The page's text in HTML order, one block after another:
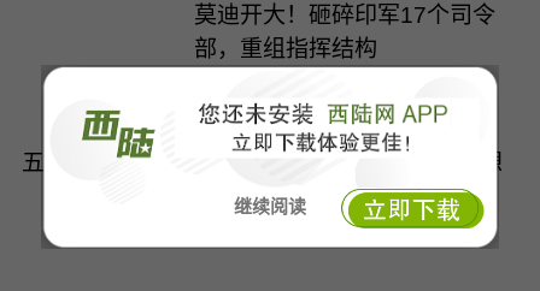
继续阅读
莫迪开大！砸碎印军17个司令
部，重组指挥结构
最热 阅读 9248
五箭齐发：东大这次出手，没给美方留半点幻想